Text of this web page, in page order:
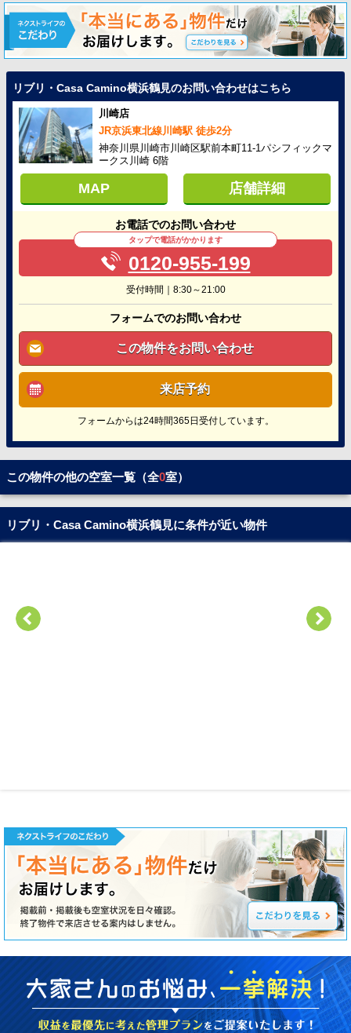
リブリ・Casa Camino横浜鶴見のお問い合わせはこちら
川崎店
JR京浜東北線川崎駅 徒歩2分
神奈川県川崎市川崎区駅前本町11-1パシフィックマ
ークス川崎 6階
MAP 店舗詳細
お電話でのお問い合わせ
タップで電話がかかります
0120-955-199
受付時間｜8:30～21:00
フォームでのお問い合わせ
この物件をお問い合わせ
来店予約
フォームからは24時間365日受付しています。
この物件の他の空室一覧（全0室）
リブリ・Casa Camino横浜鶴見に条件が近い物件